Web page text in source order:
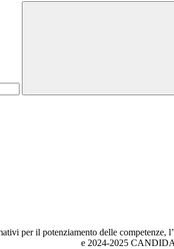
per il potenziamento delle
e 2024-2025